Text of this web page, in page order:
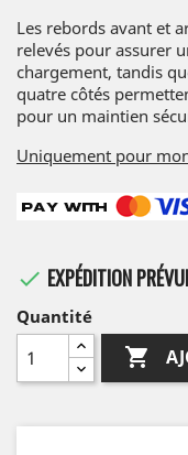
Les rebords avant et
relevés pour assurer
chargement, tandis
quatre côtés
pour un maintien
Uniquement pour
 EXPÉDITION
Quantité
